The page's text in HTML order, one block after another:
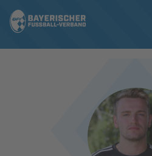
ERGEBNISSE & WETTBEWERBE